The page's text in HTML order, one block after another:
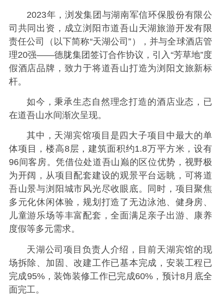
2023年，浏发集团与湖南军信环保股份有限公
司共同出资，成立浏阳市道吾山天湖旅游开发有限
责任公司（以下简称“天湖公司”），并与全球酒店管
理20强——德胧集团签订合作协议，引入“芳草地”度
假酒店品牌，致力于将道吾山打造为浏阳文旅新标
杆。
如今，秉承生态自然理念打造的酒店业态，已
在道吾山水间渐次呈现。
其中，天湖宾馆项目是四大子项目中最大的单
体项目，楼高8层，建筑面积约1.8万平方米，设有
96间客房。凭借位处道吾山巅的区位优势，视野极
为开阔，从项目配套建设的观景平台远眺，可将道
吾山景与浏阳城市风光尽收眼底。同时，项目聚焦
多元化休闲体验，规划打造了无边泳池、健身房、
儿童游乐场等丰富配套，全面满足亲子出游、康养
度假等多元需求。
天湖公司项目负责人介绍，目前天湖宾馆的现
场拆除、加固、改建工作已基本完成，安装工程已
完成95%，装饰装修工作已完成60%，预计8月底全
面完工。